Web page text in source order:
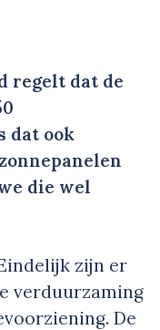
regelt dat de
dat ook
die wel
zijn er
verduurzaming
De